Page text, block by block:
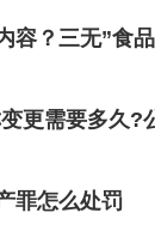
容？三无”食
更需要多久?
罪怎么处罚